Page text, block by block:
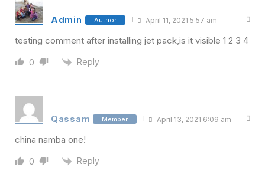
Admin Author April 11, 2021 5:57 am
testing comment after installing jet pack,is it visible 1 2 3 4
0 Reply
Qassam Member April 13, 2021 6:09 am
china namba one!
0 Reply